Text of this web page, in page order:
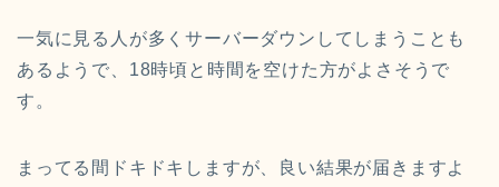
一気に見る人が多くサーバーダウンしてしまうことも
あるようで、18時頃と時間を空けた方がよさそうで
す。
まってる間ドキドキしますが、良い結果が届きますよ